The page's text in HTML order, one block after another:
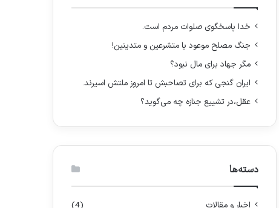
خدا پاسخگوی صلوات مردم است.
جنگ مصلح موعود با متشرعین و متدینین!
مگر جهاد برای مال نبود؟
ایران گنجی که برای تصاحبش تا امروز ملتش اسیرند.
عقل،در تشییع جنازه چه می‌گوید؟
دسته‌ها
اخبار و مقالات
(4)